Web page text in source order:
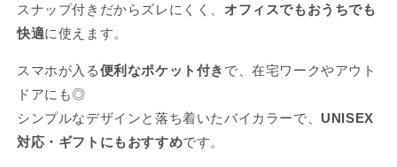
スナップ付きだからズレにくく、 オフィスでもおうちでも
快適に使えます。
スマホが入る便利なポケット付き で、在宅ワークやアウト
ドアにも◎
シンプルなデザインと落ち着いたバイカラーで、 UNISEX
対応・ギフトにもおすすめです。